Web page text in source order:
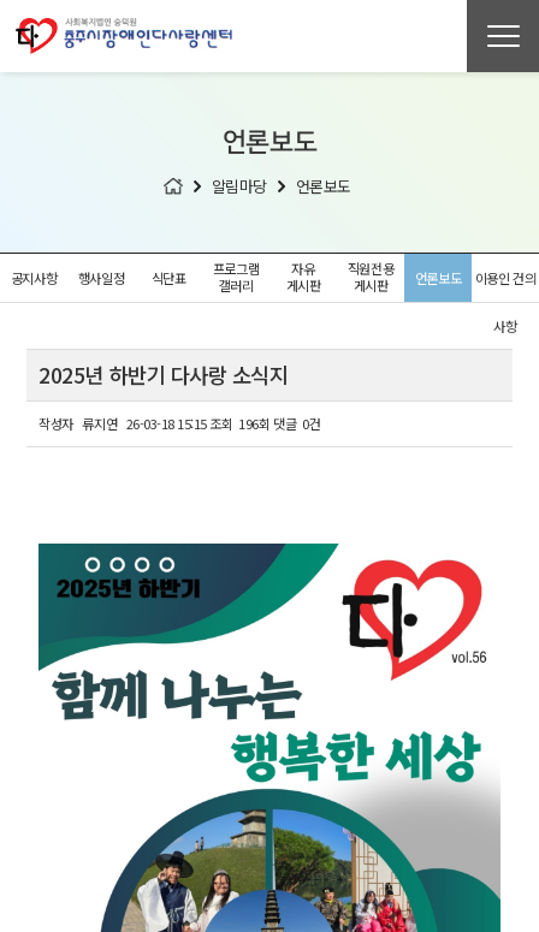
언론보도
알림마당 언론보도
공지사항 행사일정 식단표
프로그램
갤러리
자유
게시판
직원전용
게시판
언론보도 이용인 건의
사항
2025년 하반기 다사랑 소식지
작성자 류지연 26-03-18 15:15조회 196회 댓글 0건